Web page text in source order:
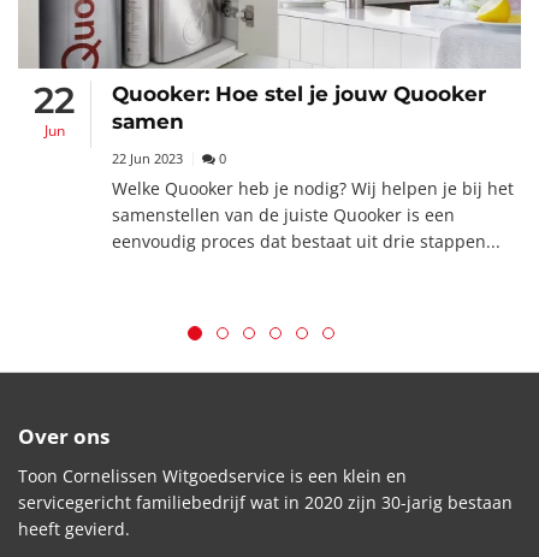
22
Jun
Quooker: Hoe stel je jouw Quooker
samen
22 Jun 2023 0
Welke Quooker heb je nodig? Wij helpen je bij het
samenstellen van de juiste Quooker is een
eenvoudig proces dat bestaat uit drie stappen...
Over ons
Toon Cornelissen Witgoedservice is een klein en
servicegericht familiebedrijf wat in 2020 zijn 30-jarig bestaan
heeft gevierd.